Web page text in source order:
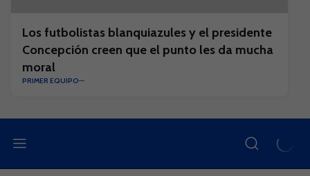
Los futbolistas blanquiazules y el presidente
Concepción creen que el punto les da mucha
moral
PRIMER EQUIPO